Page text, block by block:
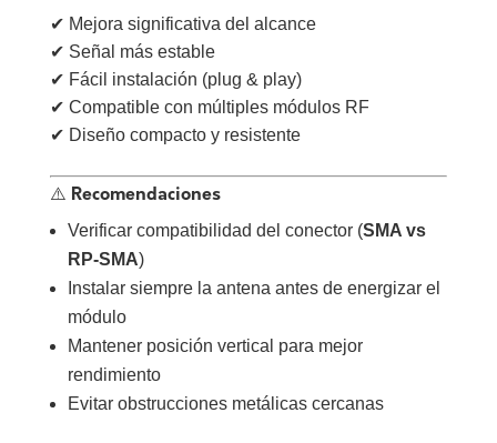
✔ Mejora significativa del alcance
✔ Señal más estable
✔ Fácil instalación (plug & play)
✔ Compatible con múltiples módulos RF
✔ Diseño compacto y resistente
⚠️ Recomendaciones
Verificar compatibilidad del conector (SMA vs
RP-SMA)
Instalar siempre la antena antes de energizar el
módulo
Mantener posición vertical para mejor
rendimiento
Evitar obstrucciones metálicas cercanas